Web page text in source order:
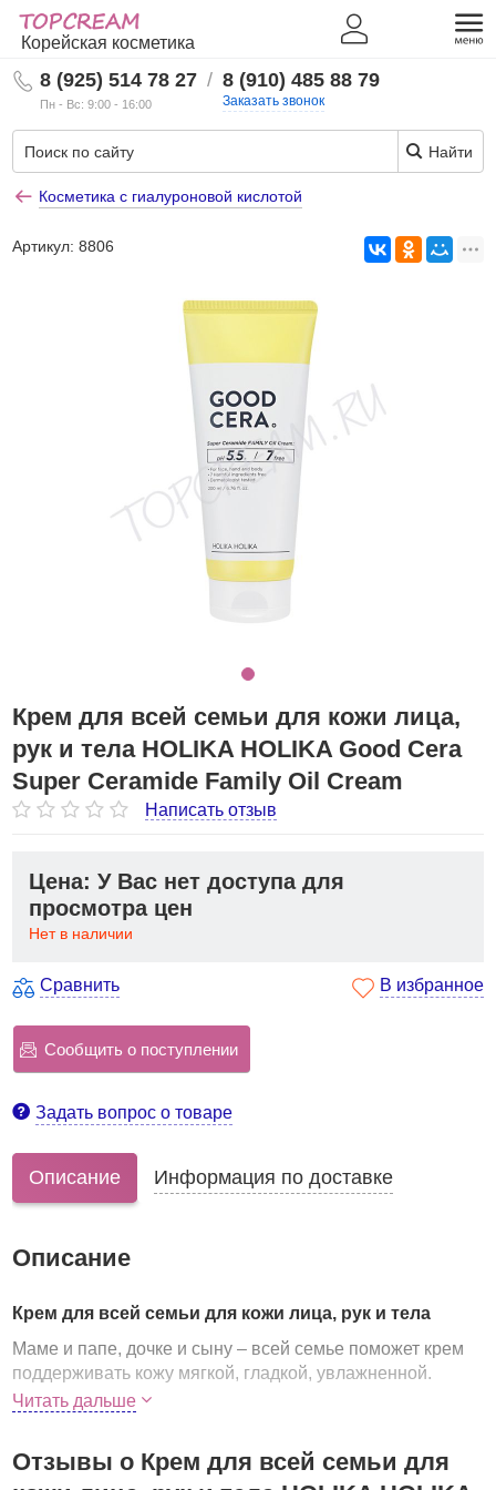
Корейская косметика
8 (925) 514 78 27
Пн - Вс: 9:00 - 16:00
/ 8 (910) 485 88 79
Заказать звонок
Найти
Косметика с гиалуроновой кислотой
Артикул:8806
Крем для всей семьи для кожи лица,
рук и тела HOLIKA HOLIKA Good Cera
Super Ceramide Family Oil Cream
Написать отзыв
Цена: У Вас нет доступа для
просмотра цен
Нет в наличии
Сравнить В избранное
Сообщить о поступлении
Задать вопрос о товаре
Описание Информация по доставке
Описание
Крем для всей семьи для кожи лица, рук и тела
Маме и папе, дочке и сыну – всей семье поможет крем
поддерживать кожу мягкой, гладкой, увлажненной.
Крем имеет слабокислотный рН 5.5, аналогичный
вызывающий раздражений, сохраняет и укрепляет
липидный барьер кожи.
Читать дальше
Отзывы о Крем для всей семьи для